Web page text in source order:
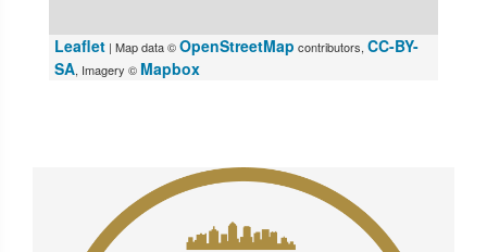
Leaflet | Map data ©OpenStreetMap contributors, CC-BY-
SA, Imagery © Mapbox